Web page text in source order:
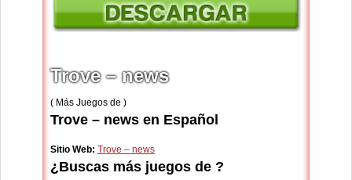
Trove – news
( Más Juegos de )
Trove – news en Español
Sitio Web: Trove – news
¿Buscas más juegos de ?